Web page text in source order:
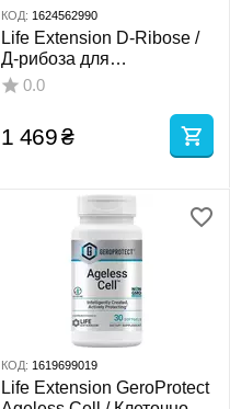
КОД: 1624562990
Life Extension D-Ribose /
Д-рибоза для
поддержания клеточной
0.0
1 469₴
КОД: 1619699019
Life Extension GeroProtect